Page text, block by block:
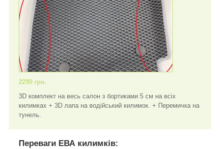
2290 грн.
3D комплект на весь салон з бортиками 5 см на всіх
килимках + 3D лапа на водійський килимок. + Перемичка на
тунель.
Переваги ЕВА килимків: